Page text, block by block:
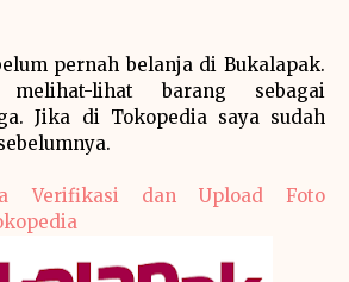
pernah belanja di Bukalapak.
lihat barang sebagai
Jika di Tokopedia saya sudah
Verifikasi dan Upload Foto